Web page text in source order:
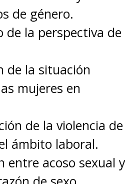
de género.
de la perspectiva de
de la situación
mujeres en
de la violencia de
ámbito laboral.
entre acoso sexual y